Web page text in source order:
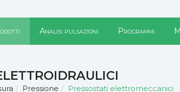
Analisi pulsazioni Programmi
Pressione Pressostati elettromeccanici